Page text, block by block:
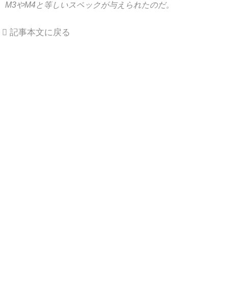
M3やM4と等しいスペックが与えられたのだ。
記事本文に戻る